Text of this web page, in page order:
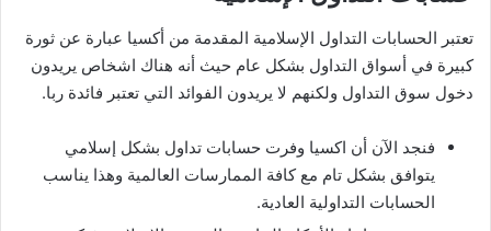
تعتبر الحسابات التداول الإسلامية المقدمة من أكسيا عبارة عن ثورة
كبيرة في أسواق التداول بشكل عام حيث أنه هناك اشخاص يريدون
دخول سوق التداول ولكنهم لا يريدون الفوائد التي تعتبر فائدة ربا.
فنجد الآن أن اكسيا وفرت حسابات تداول بشكل إسلامي
يتوافق بشكل تام مع كافة الممارسات العالمية وهذا يناسب
الحسابات التداولية العادية.